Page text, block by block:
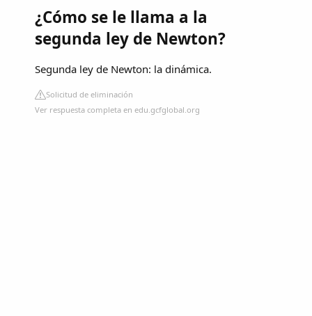
¿Cómo se le llama a la
segunda ley de Newton?
Segunda ley de Newton: la dinámica.
Solicitud de eliminación
Ver respuesta completa en edu.gcfglobal.org